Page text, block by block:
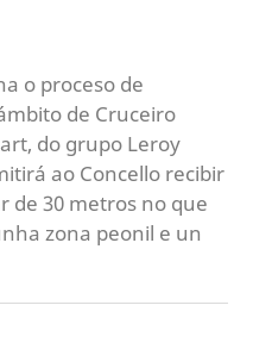
o proceso de
de Cruceiro
do grupo Leroy
ao Concello recibir
de 30 metros no que
zona peonil e un